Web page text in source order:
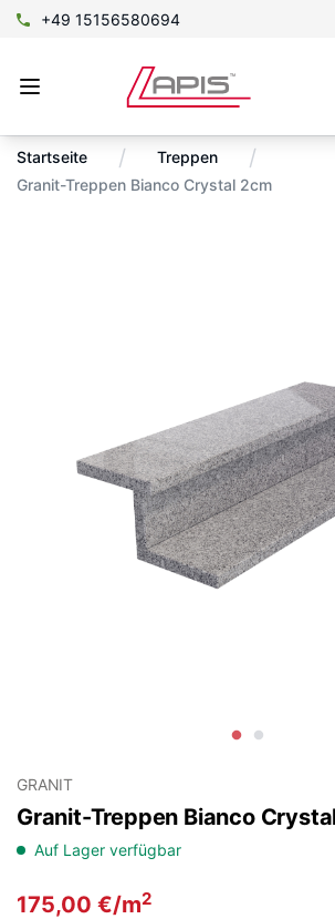
+49 15156580694
Startseite / Treppen /
Granit-Treppen Bianco Crystal 2cm
GRANIT
Granit-Treppen Bianco
Auf Lager verfügbar
175,00 €/m2